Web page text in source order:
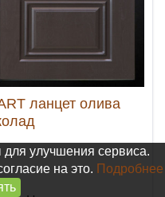
ланцет олива
улучшения сервиса.
на это. Подробнее